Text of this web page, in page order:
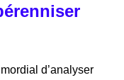
d’analyser